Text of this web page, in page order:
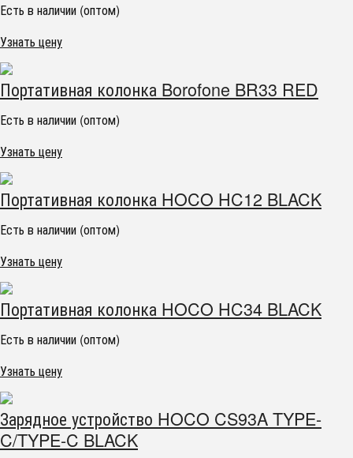
Есть в наличии (оптом)
Узнать цену
Портативная колонка Borofone BR33 RED
Есть в наличии (оптом)
Узнать цену
Портативная колонка HOCO HC12 BLACK
Есть в наличии (оптом)
Узнать цену
Портативная колонка HOCO HC34 BLACK
Есть в наличии (оптом)
Узнать цену
Зарядное устройство HOCO CS93A TYPE-
C/TYPE-C BLACK